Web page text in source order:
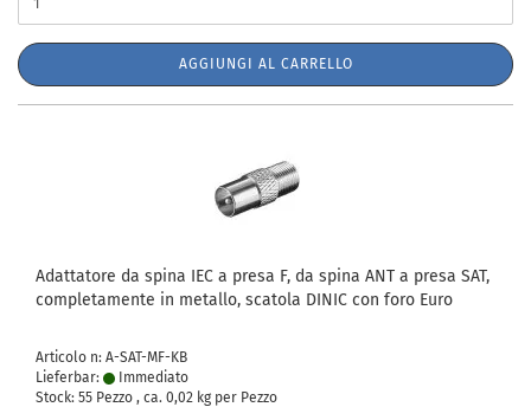
AGGIUNGI AL CARRELLO
Adattatore da spina IEC a presa F, da spina ANT a presa SAT,
completamente in metallo, scatola DINIC con foro Euro
Articolo n: A-SAT-MF-KB
Lieferbar:
Immediato
Stock: 55 Pezzo , ca. 0,02 kg per Pezzo